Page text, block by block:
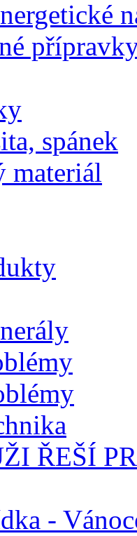
spánek
materiál
ŘEŠÍ
-